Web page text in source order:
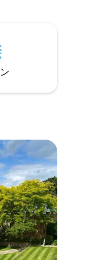
とする、レ
ィがあり
な歴史的な
ご予約く
。